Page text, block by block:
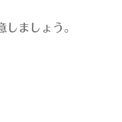
しましょう。